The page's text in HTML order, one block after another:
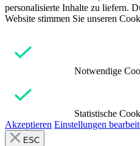
personalisierte Inhalte zu liefern.
Website stimmen Sie unseren
Notwendige
Statistische
Akzeptieren Einstellungen
ESC